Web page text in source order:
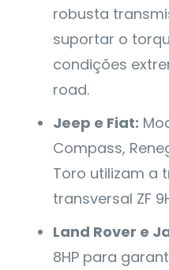
robusta
suportar o
condições
road.
Jeep e Fiat:
Compass,
Toro utilizam a
transversal ZF
Land Rover e
8HP para